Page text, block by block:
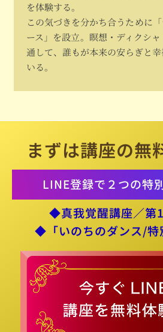
を体験する。
この気づきを分かち合うために
ース」を設立。瞑想・ディクシ
通して、誰もが本来の安らぎと
いる。
まずは講座の無
LINE登録で２つの特
◆真我覚醒講座／第
◆「いのちのダンス/